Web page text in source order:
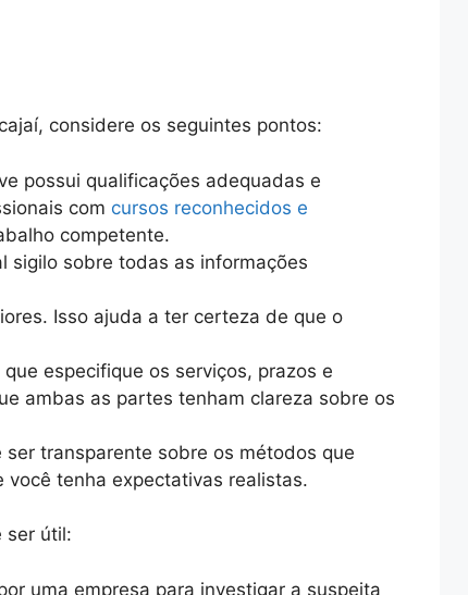
considere os seguintes pontos:
possui qualificações adequadas e
com cursos reconhecidos e
competente.
sigilo sobre todas as informações
Isso ajuda a ter certeza de que o
especifique os serviços, prazos e
ambas as partes tenham clareza sobre os
transparente sobre os métodos que
tenha expectativas realistas.
ser útil:
uma empresa para investigar a suspeita